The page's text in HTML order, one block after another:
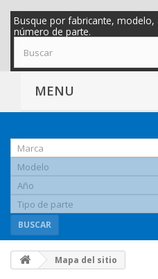
Busque por fabricante,
número de parte.
MENU
BUSCAR
Mapa del sitio